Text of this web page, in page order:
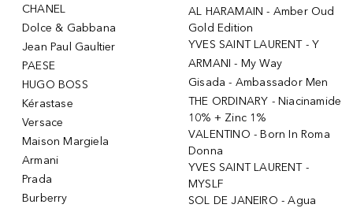
CHANEL
Dolce & Gabbana
Jean Paul Gaultier
PAESE
HUGO BOSS
Kérastase
Versace
Maison Margiela
Armani
Prada
Burberry
AL HARAMAIN - Amber Oud
Gold Edition
YVES SAINT LAURENT - Y
ARMANI - My Way
Gisada - Ambassador Men
THE ORDINARY - Niacinamide
10% + Zinc 1%
VALENTINO - Born In Roma
Donna
YVES SAINT LAURENT -
MYSLF
SOL DE JANEIRO - Agua